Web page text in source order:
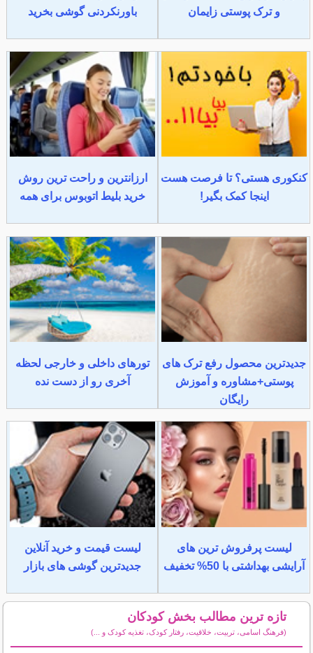
و ترک پوستی زایمان
باورنکردنی گوشی بخرید
کنکوری هستی؟ تا فرصت هست
اینجا کمک بگیر!
ارزانترین و راحت ترین روش
خرید بلیط اتوبوس برای همه
جدیدترین محصول رفع ترک های
پوستی+مشاوره و آموزش
رایگان
تورهای داخلی و خارجی لحظه
آخری رو از دست نده
لیست پرفروش ترین های
آرایشی بهداشتی با 50% تخفیف
لیست قیمت و خرید آنلاین
جدیدترین گوشی های بازار
تازه ترین مطالب بخش کودکان
(فرهنگ اسامی، تربیت، خلاقیت، رفتار کودک، تغذیه کودک و ...)